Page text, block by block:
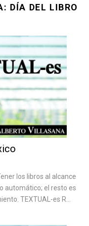
DÍA DEL LIBRO
los libros al alcance
automático; el resto es
TEXTUAL-es R...